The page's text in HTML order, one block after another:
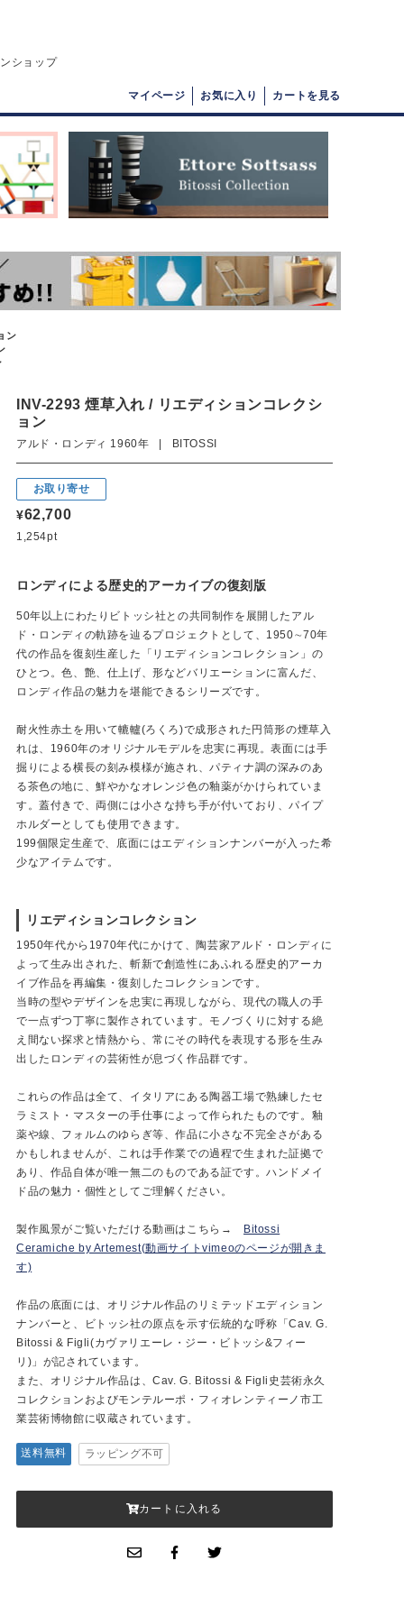
ショップ
マイページ お気に入り カートを見る
ン
INV-2293 煙草入れ / リエディションコレクシ
ョン
アルド・ロンディ 1960年 | BITOSSI
お取り寄せ
¥62,700
1,254pt
ロンディによる歴史的アーカイブの復刻版
50年以上にわたりビトッシ社との共同制作を展開したアル
ド・ロンディの軌跡を辿るプロジェクトとして、1950∼70年
代の作品を復刻生産した「リエディションコレクション」の
ひとつ。色、艶、仕上げ、形などバリエーションに富んだ、
ロンディ作品の魅力を堪能できるシリーズです。
耐火性赤土を用いて轆轤(ろくろ)で成形された円筒形の煙草入
れは、1960年のオリジナルモデルを忠実に再現。表面には手
掘りによる横長の刻み模様が施され、パティナ調の深みのあ
る茶色の地に、鮮やかなオレンジ色の釉薬がかけられていま
す。蓋付きで、両側には小さな持ち手が付いており、パイプ
ホルダーとしても使用できます。
199個限定生産で、底面にはエディションナンバーが入った希
少なアイテムです。
リエディションコレクション
1950年代から1970年代にかけて、陶芸家アルド・ロンディに
よって生み出された、斬新で創造性にあふれる歴史的アーカ
イブ作品を再編集・復刻したコレクションです。
当時の型やデザインを忠実に再現しながら、現代の職人の手
で一点ずつ丁寧に製作されています。モノづくりに対する絶
え間ない探求と情熱から、常にその時代を表現する形を生み
出したロンディの芸術性が息づく作品群です。
これらの作品は全て、イタリアにある陶器工場で熟練したセ
ラミスト・マスターの手仕事によって作られたものです。釉
薬や線、フォルムのゆらぎ等、作品に小さな不完全さがある
かもしれませんが、これは手作業での過程で生まれた証拠で
あり、作品自体が唯一無二のものである証です。ハンドメイ
ド品の魅力・個性としてご理解ください。
製作風景がご覧いただける動画はこちら→
Bitossi
Ceramiche by Artemest(動画サイトvimeoのページが開きま
す)
作品の底面には、オリジナル作品のリミテッドエディション
ナンバーと、ビトッシ社の原点を示す伝統的な呼称「Cav. G.
Bitossi & Figli(カヴァリエーレ・ジー・ビトッシ&フィー
リ)」が記されています。
また、オリジナル作品は、Cav. G. Bitossi & Figli史芸術永久
コレクションおよびモンテルーポ・フィオレンティーノ市工
業芸術博物館に収蔵されています。
送料無料 ラッピング不可
カートに入れる